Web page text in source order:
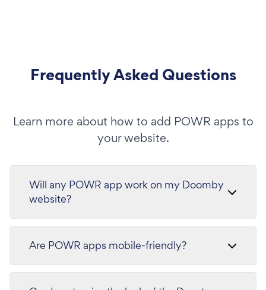
Frequently Asked Questions
Learn more about how to add POWR apps to
your website.
Will any POWR app work on my Doomby
website?
Are POWR apps mobile-friendly?